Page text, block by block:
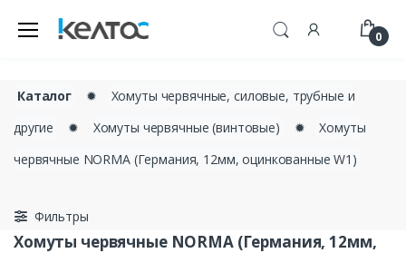
0
Каталог ✹
Хомуты червячные, силовые, трубные и
другие
✹ Хомуты червячные (винтовые) ✹
Хомуты
червячные NORMA (Германия, 12мм, оцинкованные W1)
Фильтры
Хомуты червячные NORMA (Германия, 12мм,